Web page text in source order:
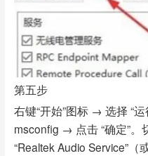
第五步
右键“开始”图标 → 选择 “
msconfig → 点击 “确定”。
“Realtek Audio Service”